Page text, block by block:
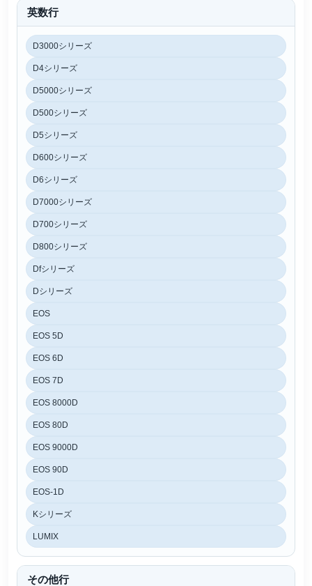
英数行
D3000シリーズ
D4シリーズ
D5000シリーズ
D500シリーズ
D5シリーズ
D600シリーズ
D6シリーズ
D7000シリーズ
D700シリーズ
D800シリーズ
Dfシリーズ
Dシリーズ
EOS
EOS 5D
EOS 6D
EOS 7D
EOS 8000D
EOS 80D
EOS 9000D
EOS 90D
EOS-1D
Kシリーズ
LUMIX
その他行